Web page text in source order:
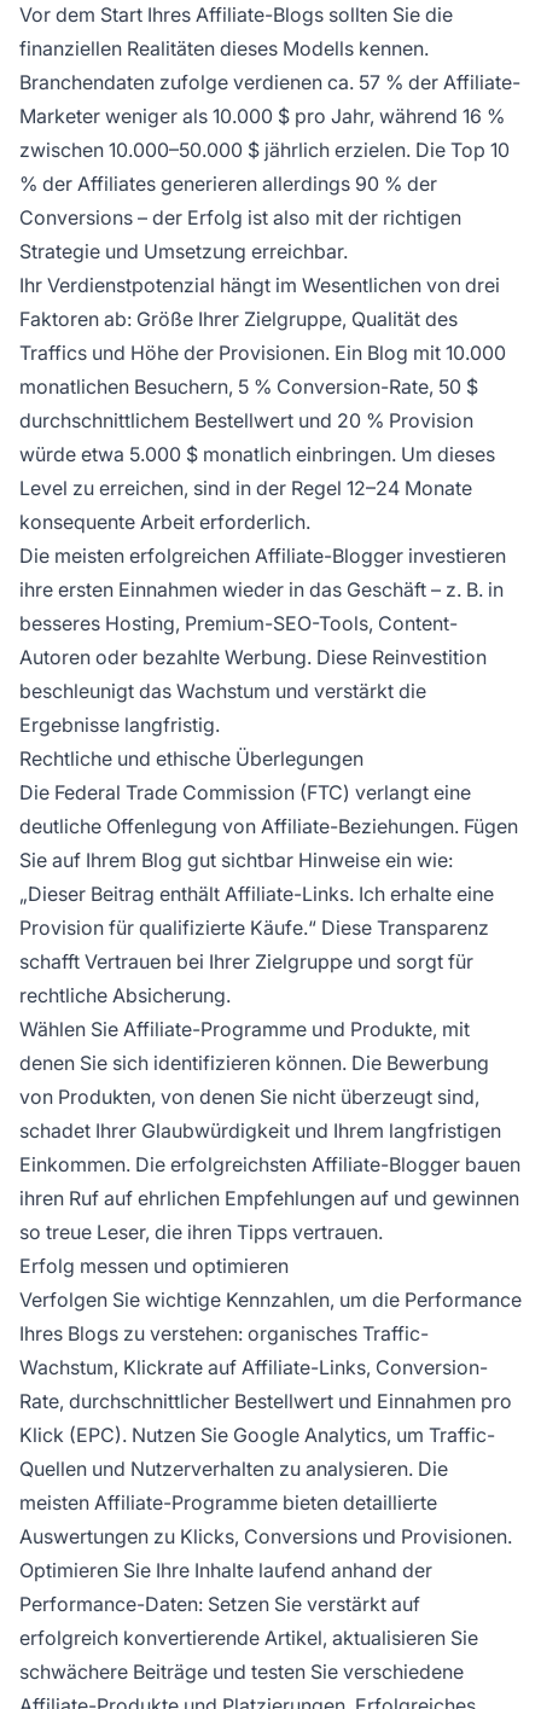
Vor dem Start Ihres Affiliate-Blogs sollten Sie die
finanziellen Realitäten dieses Modells kennen.
Branchendaten zufolge verdienen ca. 57 % der Affiliate-
Marketer weniger als 10.000 $ pro Jahr, während 16 %
zwischen 10.000–50.000 $ jährlich erzielen. Die Top 10
% der Affiliates generieren allerdings 90 % der
Conversions – der Erfolg ist also mit der richtigen
Strategie und Umsetzung erreichbar.
Ihr Verdienstpotenzial hängt im Wesentlichen von drei
Faktoren ab: Größe Ihrer Zielgruppe, Qualität des
Traffics und Höhe der Provisionen. Ein Blog mit 10.000
monatlichen Besuchern, 5 % Conversion-Rate, 50 $
durchschnittlichem Bestellwert und 20 % Provision
würde etwa 5.000 $ monatlich einbringen. Um dieses
Level zu erreichen, sind in der Regel 12–24 Monate
konsequente Arbeit erforderlich.
Die meisten erfolgreichen Affiliate-Blogger investieren
ihre ersten Einnahmen wieder in das Geschäft – z. B. in
besseres Hosting, Premium-SEO-Tools, Content-
Autoren oder bezahlte Werbung. Diese Reinvestition
beschleunigt das Wachstum und verstärkt die
Ergebnisse langfristig.
Rechtliche und ethische Überlegungen
Die Federal Trade Commission (FTC) verlangt eine
deutliche Offenlegung von Affiliate-Beziehungen. Fügen
Sie auf Ihrem Blog gut sichtbar Hinweise ein wie:
„Dieser Beitrag enthält Affiliate-Links. Ich erhalte eine
Provision für qualifizierte Käufe.“ Diese Transparenz
schafft Vertrauen bei Ihrer Zielgruppe und sorgt für
rechtliche Absicherung.
Wählen Sie Affiliate-Programme und Produkte, mit
denen Sie sich identifizieren können. Die Bewerbung
von Produkten, von denen Sie nicht überzeugt sind,
schadet Ihrer Glaubwürdigkeit und Ihrem langfristigen
Einkommen. Die erfolgreichsten Affiliate-Blogger bauen
ihren Ruf auf ehrlichen Empfehlungen auf und gewinnen
so treue Leser, die ihren Tipps vertrauen.
Erfolg messen und optimieren
Verfolgen Sie wichtige Kennzahlen, um die Performance
Ihres Blogs zu verstehen: organisches Traffic-
Wachstum, Klickrate auf Affiliate-Links, Conversion-
Rate, durchschnittlicher Bestellwert und Einnahmen pro
Klick (EPC). Nutzen Sie Google Analytics, um Traffic-
Quellen und Nutzerverhalten zu analysieren. Die
meisten Affiliate-Programme bieten detaillierte
Auswertungen zu Klicks, Conversions und Provisionen.
Optimieren Sie Ihre Inhalte laufend anhand der
Performance-Daten: Setzen Sie verstärkt auf
erfolgreich konvertierende Artikel, aktualisieren Sie
schwächere Beiträge und testen Sie verschiedene